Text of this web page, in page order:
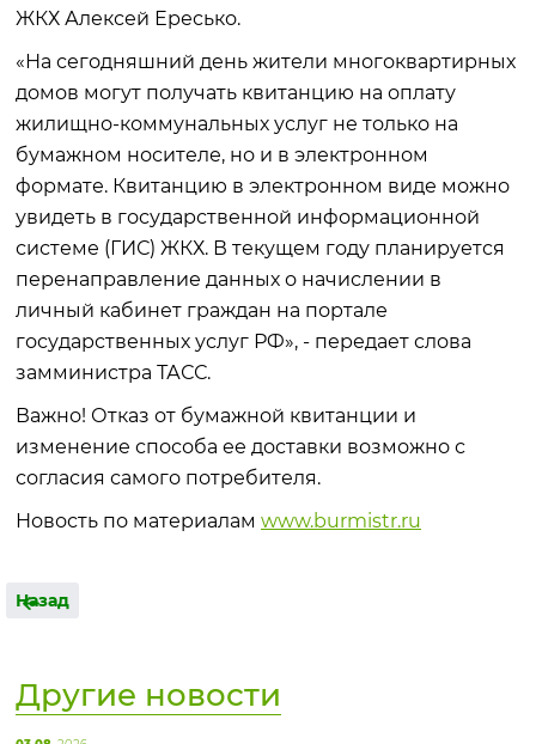
ЖКХ Алексей Ересько.
«На сегодняшний день жители многоквартирных
домов могут получать квитанцию на оплату
жилищно-коммунальных услуг не только на
бумажном носителе, но и в электронном
формате. Квитанцию в электронном виде можно
увидеть в государственной информационной
системе (ГИС) ЖКХ. В текущем году планируется
перенаправление данных о начислении в
личный кабинет граждан на портале
государственных услуг РФ», - передает слова
замминистра ТАСС.
Важно! Отказ от бумажной квитанции и
изменение способа ее доставки возможно с
согласия самого потребителя.
Новость по материалам www.burmistr.ru
Назад
Другие новости